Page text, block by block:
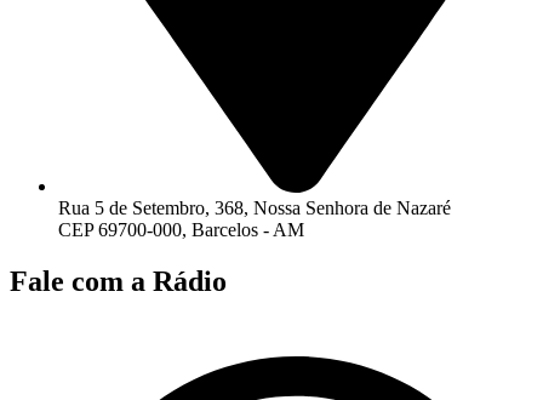
Rua 5 de Setembro, 368, Nossa Senhora de Nazaré
CEP 69700-000, Barcelos - AM
Fale com a Rádio